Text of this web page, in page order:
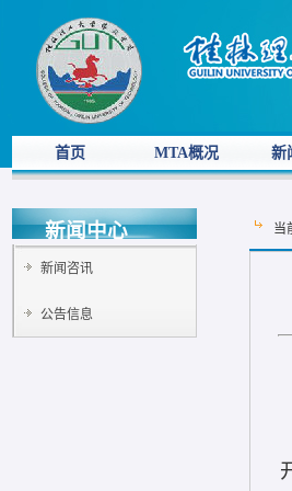
首页 MTA概况 新
新闻中心
新闻咨讯
公告信息
当